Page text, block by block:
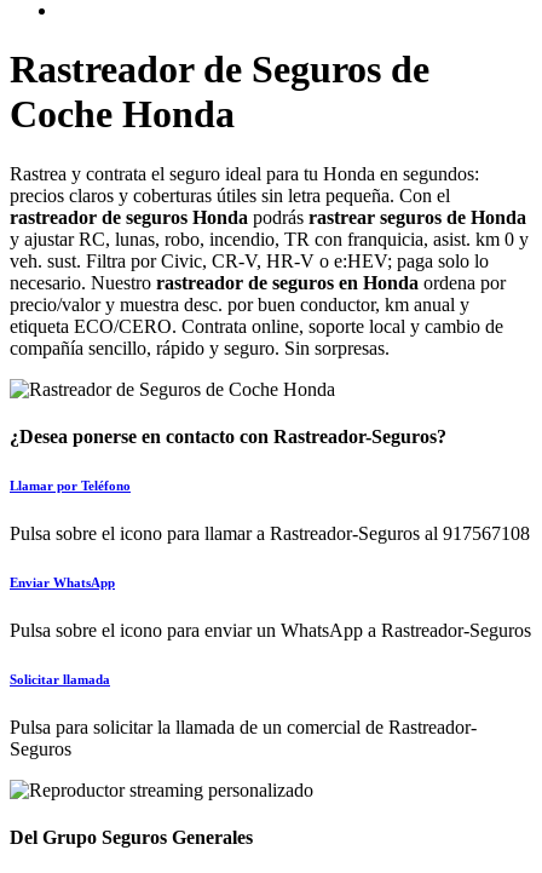
Rastreador de Seguros de
Coche Honda
Rastrea y contrata el seguro ideal para tu Honda en segundos:
precios claros y coberturas útiles sin letra pequeña. Con el
rastreador de seguros Honda podrás rastrear seguros de Honda
y ajustar RC, lunas, robo, incendio, TR con franquicia, asist. km 0 y
veh. sust. Filtra por Civic, CR‑V, HR‑V o e:HEV; paga solo lo
necesario. Nuestro rastreador de seguros en Honda ordena por
precio/valor y muestra desc. por buen conductor, km anual y
etiqueta ECO/CERO. Contrata online, soporte local y cambio de
compañía sencillo, rápido y seguro. Sin sorpresas.
¿Desea ponerse en contacto con Rastreador-Seguros?
Llamar por Teléfono
Pulsa sobre el icono para llamar a Rastreador-Seguros al 917567108
Enviar WhatsApp
Pulsa sobre el icono para enviar un WhatsApp a Rastreador-Seguros
Solicitar llamada
Pulsa para solicitar la llamada de un comercial de Rastreador-
Seguros
Del Grupo Seguros Generales